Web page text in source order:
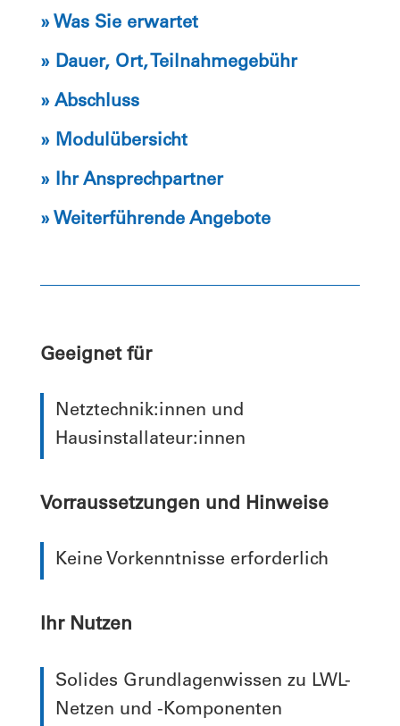
» Was Sie erwartet
» Dauer, Ort, Teilnahmegebühr
» Abschluss
» Modulübersicht
» Ihr Ansprechpartner
» Weiterführende Angebote
Geeignet für
Netztechnik:innen und
Hausinstallateur:innen
Vorraussetzungen und Hinweise
Keine Vorkenntnisse erforderlich
Ihr Nutzen
Solides Grundlagenwissen zu LWL-
Netzen und -Komponenten